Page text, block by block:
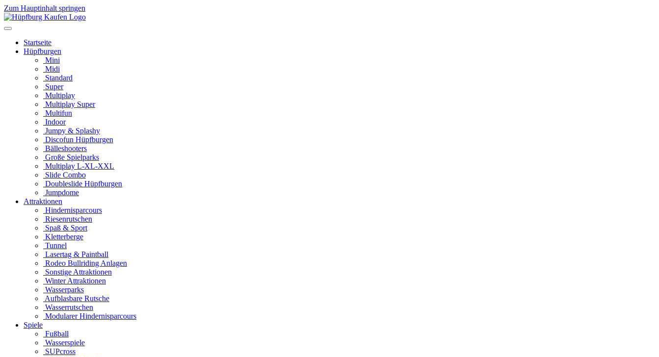
Zum Hauptinhalt springen
Startseite
Hüpfburgen
Mini
Midi
Standard
Super
Multiplay
Multiplay Super
Multifun
Indoor
Jumpy & Splashy
Discofun Hüpfburgen
Bälleshooters
Große Spielparks
Multiplay L-XL-XXL
Slide Combo
Doubleslide Hüpfburgen
Jumpdome
Attraktionen
Hindernisparcours
Riesenrutschen
Spaß & Sport
Kletterberge
Tunnel
Lasertag & Paintball
Rodeo Bullriding Anlagen
Sonstige Attraktionen
Winter Attraktionen
Wasserparks
Aufblasbare Rutsche
Wasserrutschen
Modularer Hindernisparcours
Spiele
Fußball
Wasserspiele
SUPcross